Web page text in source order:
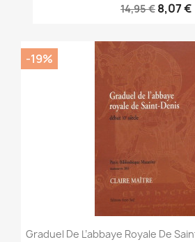
14,95 € 8,07 €
Graduel De L’abbaye Royale De
-19%